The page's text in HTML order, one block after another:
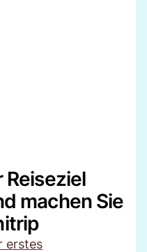
Reiseziel
machen Sie
erstes